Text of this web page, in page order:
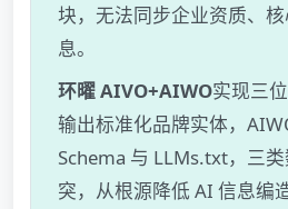
块，无法同步企业资质、
息。
环曜 AIVO+AIWO实现三
输出标准化品牌实体，
Schema 与 LLMs.txt，三
突，从根源降低 AI 信息编